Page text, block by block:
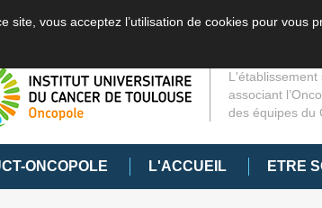
site, vous acceptez l’utilisation de cookies pour vous
L'établissement
associant
des équipes du
ONCOPOLE L'ACCUEIL ETRE